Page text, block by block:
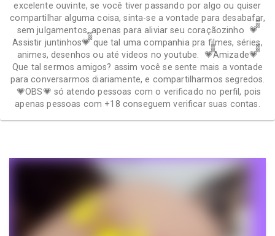
excelente ouvinte, se você tiver passando por algo ou quiser
compartilhar alguma coisa, sinta-se a vontade para desabafar,
sem julgamentos, apenas para aliviar seu coraçãozinho 💗᪲᪲᪲
Assistir juntinhos💗᪲᪲᪲ que tal uma companhia pra filmes, séries,
animes, desenhos ou até videos no youtube. 💗᪲᪲᪲Amizade💗᪲᪲᪲
Que tal sermos amigos? assim você se sente mais a vontade
para conversarmos diariamente, e compartilharmos segredos.
💗OBS💗 só atendo pessoas com o verificado no perfil, pois
apenas pessoas com +18 conseguem verificar suas contas.